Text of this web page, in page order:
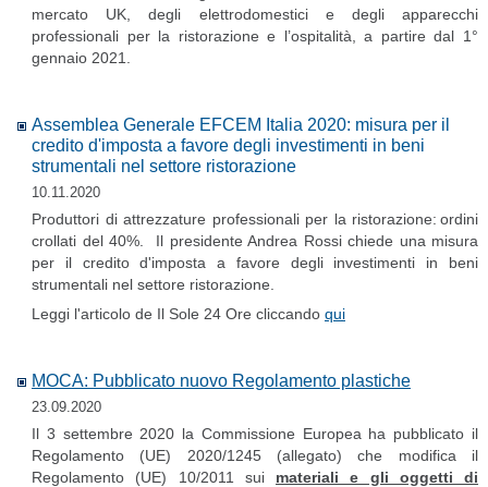
mercato UK, degli elettrodomestici e degli apparecchi
professionali per la ristorazione e l’ospitalità, a partire dal 1°
gennaio 2021.
Assemblea Generale EFCEM Italia 2020: misura per il
credito d'imposta a favore degli investimenti in beni
strumentali nel settore ristorazione
10.11.2020
Produttori di attrezzature professionali per la ristorazione: ordini
crollati del 40%. Il presidente Andrea Rossi chiede una misura
per il credito d'imposta a favore degli investimenti in beni
strumentali nel settore ristorazione.
Leggi l'articolo de Il Sole 24 Ore cliccando qui
MOCA: Pubblicato nuovo Regolamento plastiche
23.09.2020
Il 3 settembre 2020 la Commissione Europea ha pubblicato il
Regolamento (UE) 2020/1245 (allegato) che modifica il
Regolamento (UE) 10/2011 sui materiali e gli oggetti di